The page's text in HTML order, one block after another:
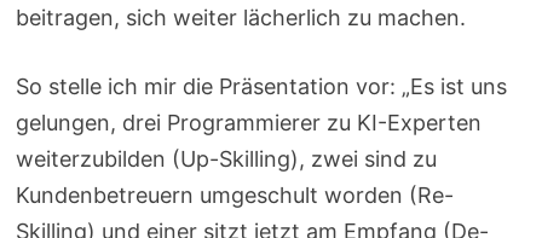
beitragen, sich weiter lächerlich zu machen.
So stelle ich mir die Präsentation vor: „Es ist uns
gelungen, drei Programmierer zu KI-Experten
weiterzubilden (Up-Skilling), zwei sind zu
Kundenbetreuern umgeschult worden (Re-
Skilling) und einer sitzt jetzt am Empfang (De-